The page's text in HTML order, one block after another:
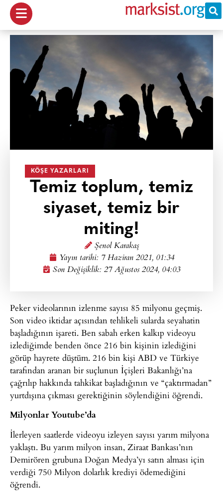
KÖŞE YAZARLARI
Temiz toplum, temiz
siyaset, temiz bir
miting!
Şenol Karakaş
Yayın tarihi: 7 Haziran 2021, 01:34
Son Değişiklik: 27 Ağustos 2024, 04:03
Peker videolarının izlenme sayısı 85 milyonu geçmiş.
Son video iktidar açısından tehlikeli sularda seyahatin
başladığının işareti. Ben sabah erken kalkıp videoyu
izlediğimde benden önce 216 bin kişinin izlediğini
görüp hayrete düştüm. 216 bin kişi ABD ve Türkiye
tarafından aranan bir suçlunun İçişleri Bakanlığı’na
çağrılıp hakkında tahkikat başladığının ve “çaktırmadan”
yurtdışına çıkması gerektiğinin söylendiğini öğrendi.
Milyonlar Youtube’da
İlerleyen saatlerde videoyu izleyen sayısı yarım milyona
yaklaştı. Bu yarım milyon insan, Ziraat Bankası’nın
Demirören grubuna Doğan Medya’yı satın alması için
verdiği 750 Milyon dolarlık krediyi ödemediğini
öğrendi.